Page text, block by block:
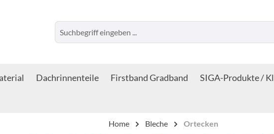
Dachrinnenteile Firstband Gradband
SIGA-Produkte /
Home Bleche Ortecken